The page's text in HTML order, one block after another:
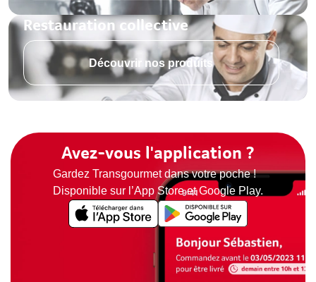
Restauration collective
Découvrir nos produits
Avez-vous l'application ?
Gardez Transgourmet dans votre poche !
Disponible sur l’App Store et Google Play.